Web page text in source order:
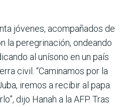
jóvenes, acompañados de
la peregrinación, ondeando
al unísono en un país
civil. “Caminamos por la
iremos a recibir al papa.
dijo Hanah a la AFP. Tras